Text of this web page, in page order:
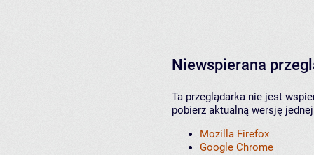
Niewspierana
Ta przeglądarka nie jest
pobierz aktualną wersję
Mozilla Firefox
Google Chrome